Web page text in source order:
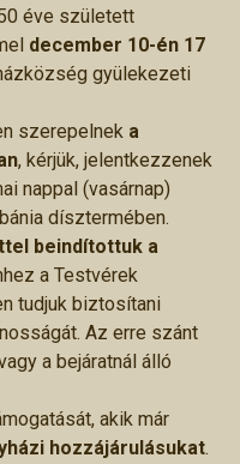
éve született
december 10-én 17
gyülekezeti
szerepelnek a
, kérjük, jelentkezzenek
nappal (vasárnap)
dísztermében.
beindítottuk a
a Testvérek
tudjuk biztosítani
Az erre szánt
a bejáratnál álló
akik már
hozzájárulásukat.